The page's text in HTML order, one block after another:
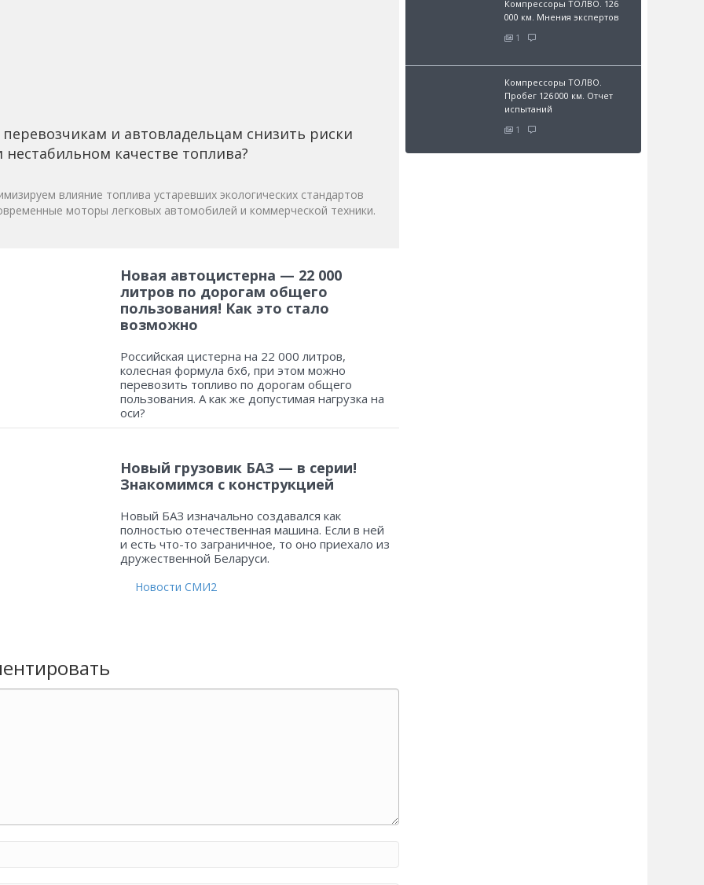
перевозчикам и автовладельцам снизить риски
нестабильном качестве топлива?
влияние топлива устаревших экологических стандартов
моторы легковых автомобилей и коммерческой техники.
Новая автоцистерна — 22 000
литров по дорогам общего
пользования! Как это стало
возможно
Российская цистерна на 22 000 литров,
колесная формула 6х6, при этом можно
перевозить топливо по дорогам общего
пользования. А как же допустимая нагрузка на
оси?
Новый грузовик БАЗ — в серии!
Знакомимся с конструкцией
Новый БАЗ изначально создавался как
полностью отечественная машина. Если в ней
и есть что-то заграничное, то оно приехало из
дружественной Беларуси.
Новости СМИ2
Компрессоры ТОЛВО. 126
000 км. Мнения экспертов
1
Компрессоры ТОЛВО.
Пробег 126 000 км. Отчет
испытаний
1